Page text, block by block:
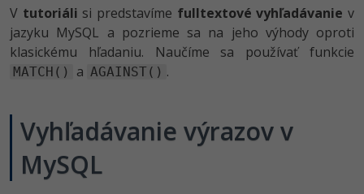
Python -80%
JavaScript -80%
C++ -80%
Swift
WordPress
SEO -30%
Business
Copywriting
Photoshop -80%
Adobe Illustrator -80%
Adobe XD -15%
Adobe InDesign
V tutoriáli si predstavíme fulltextové vyhľadávanie v
jazyku MySQL a pozrieme sa na jeho výhody oproti
klasickému hľadaniu. Naučíme sa používať funkcie
MATCH() a AGAINST() .
Vyhľadávanie výrazov v
MySQL